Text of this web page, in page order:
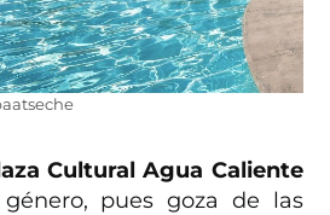
Cultural Agua Caliente
pues goza de las